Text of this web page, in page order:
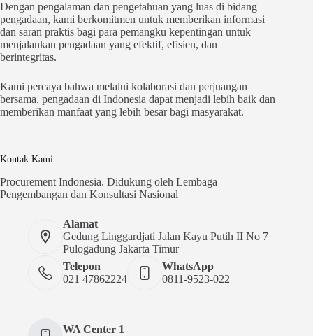
Dengan pengalaman dan pengetahuan yang luas di bidang
pengadaan, kami berkomitmen untuk memberikan informasi
dan saran praktis bagi para pemangku kepentingan untuk
menjalankan pengadaan yang efektif, efisien, dan
berintegritas.
Kami percaya bahwa melalui kolaborasi dan perjuangan
bersama, pengadaan di Indonesia dapat menjadi lebih baik dan
memberikan manfaat yang lebih besar bagi masyarakat.
Kontak Kami
Procurement Indonesia. Didukung oleh Lembaga
Pengembangan dan Konsultasi Nasional
Alamat
Gedung Linggardjati Jalan Kayu Putih II No 7
Pulogadung Jakarta Timur
Telepon
021 47862224
WhatsApp
0811-9523-022
WA Center 1